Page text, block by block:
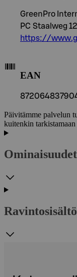
GreenPro
PC Staalweg
https://
EAN
Päivitämme palvelun
kuitenkin
Ominaisuudet
Ravintosisältö